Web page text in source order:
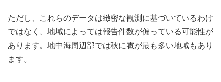
ただし、これらのデータは緻密な観測に基づいているわけ
ではなく、地域によっては報告件数が偏っている可能性が
あります。地中海周辺部では秋に雹が最も多い地域もあり
ます。